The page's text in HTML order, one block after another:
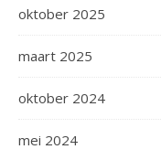
oktober 2025
maart 2025
oktober 2024
mei 2024